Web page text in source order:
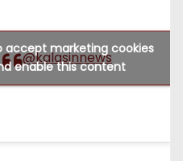
@kalasinnews
accept marketing cookies
enable this content